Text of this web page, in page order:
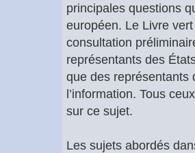
principales questions
européen. Le Livre
consultation
représentants des
que des représentants
l’information. Tous
sur ce sujet.
Les sujets abordés